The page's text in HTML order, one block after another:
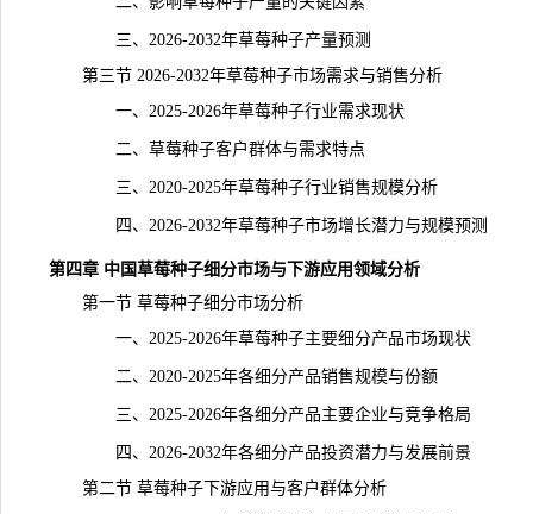
三、2026-2032年草莓种子产量预测
第三节 2026-2032年草莓种子市场需求与销售分析
一、2025-2026年草莓种子行业需求现状
二、草莓种子客户群体与需求特点
三、2020-2025年草莓种子行业销售规模分析
四、2026-2032年草莓种子市场增长潜力与规模预测
第四章 中国草莓种子细分市场与下游应用领域分析
第一节 草莓种子细分市场分析
一、2025-2026年草莓种子主要细分产品市场现状
二、2020-2025年各细分产品销售规模与份额
三、2025-2026年各细分产品主要企业与竞争格局
四、2026-2032年各细分产品投资潜力与发展前景
第二节 草莓种子下游应用与客户群体分析